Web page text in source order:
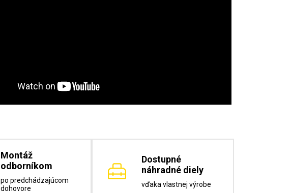
Montáž
odborníkom
po predchádzajúcom
dohovore
Dostupné
náhradné diely
vďaka vlastnej výrobe